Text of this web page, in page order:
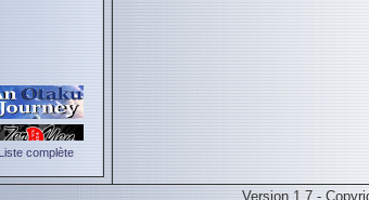
Liste complète
Version 1.7 -